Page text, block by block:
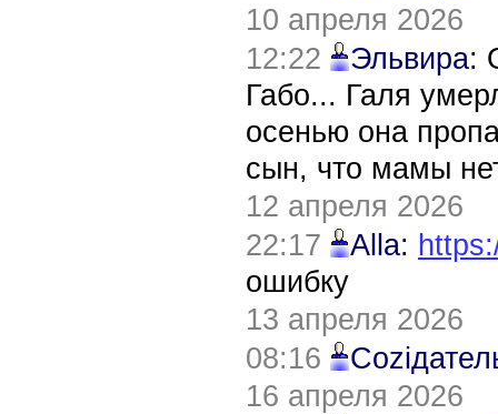
10 апреля 2026
12:22
Эльвира:
Габо... Галя
осенью она
сын, что мамы
12 апреля 2026
22:17
Alla:
ошибку
13 апреля 2026
08:16
16 апреля 2026